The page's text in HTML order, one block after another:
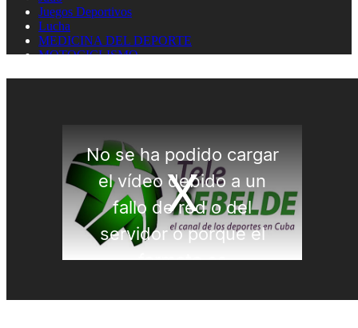
Juegos Deportivos
Lucha
MEDICINA DEL DEPORTE
MOTOCICLISMO
Pelota Vasca
Pentatlón
Pesas
Pesca Deportiva
Polo Acuático
PREMIOS LAUREUS
Tenis